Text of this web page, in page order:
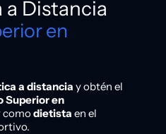
Distancia
en
a distancia y obtén el
Superior en
comodietista en el